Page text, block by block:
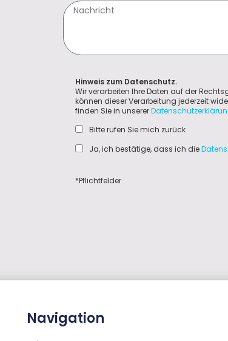
Hinweis zum Datenschutz.
Wir verarbeiten Ihre Daten auf der
können dieser Verarbeitung jederzeit
finden Sie in unserer
Bitte rufen Sie mich zurück
Ja, ich bestätige, dass ich die
*Pflichtfelder
Navigation